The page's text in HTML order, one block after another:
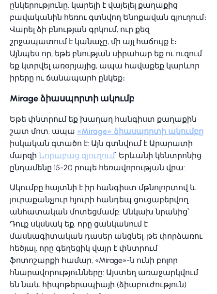
ընկերությունը, կարելի է վայելել քաղաքից
բավականին հեռու գտնվող Ենոքավան գյուղում։
Վարել ձի բնության գրկում, ուր քեզ
շրջապատում է կանաչը, մի այլ հաճույք է։
Այնպես որ, եթե բնության սիրահար եք ու ուզում
եք կտրվել առօրյայից, ապա հավաքեք կարևոր
իրերը ու ճանապարհ ընկեք։
Mirage ձիասպորտի ակումբ
Եթե փնտրում եք խաղաղ հանգիստ քաղաքին
շատ մոտ, ապա «Mirage» ձիասպորտի ակումբը
իսկական գտածո է: Այն գտնվում է Արարատի
մարզի Նորաբաց գյուղում՝ Երևանի կենտրոնից
ընդամենը 15-20 րոպե հեռավորության վրա:
Ակումբը հայտնի է իր հանգիստ մթնոլորտով և
յուրաքանչյուր հյուրի հանդեպ ցուցաբերվող
անհատական մոտեցմամբ: Անկախ նրանից՝
Դուք սկսնակ եք, որը ցանկանում է
մասնագիտական դասեր անցնել, թե փորձառու
հեծյալ, որը գեղեցիկ վայր է փնտրում
ֆոտոշարքի համար, «Mirage»-ն ունի բոլոր
հնարավորությունները: Այստեղ առաջարկվում
են նաև հիպոթերապիայի (ձիաբուժություն)